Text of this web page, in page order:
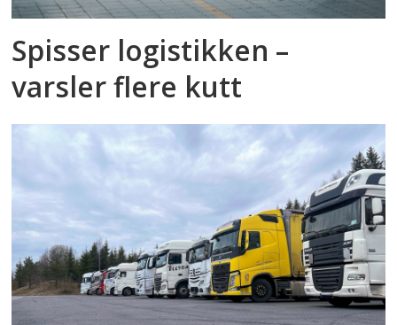
Spisser logistikken –
varsler flere kutt